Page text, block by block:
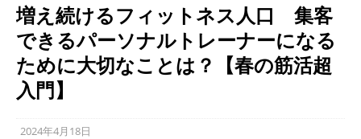
増え続けるフィットネス人口 集客
できるパーソナルトレーナーになる
ために大切なことは？【春の筋活超
入門】
2024年4月18日